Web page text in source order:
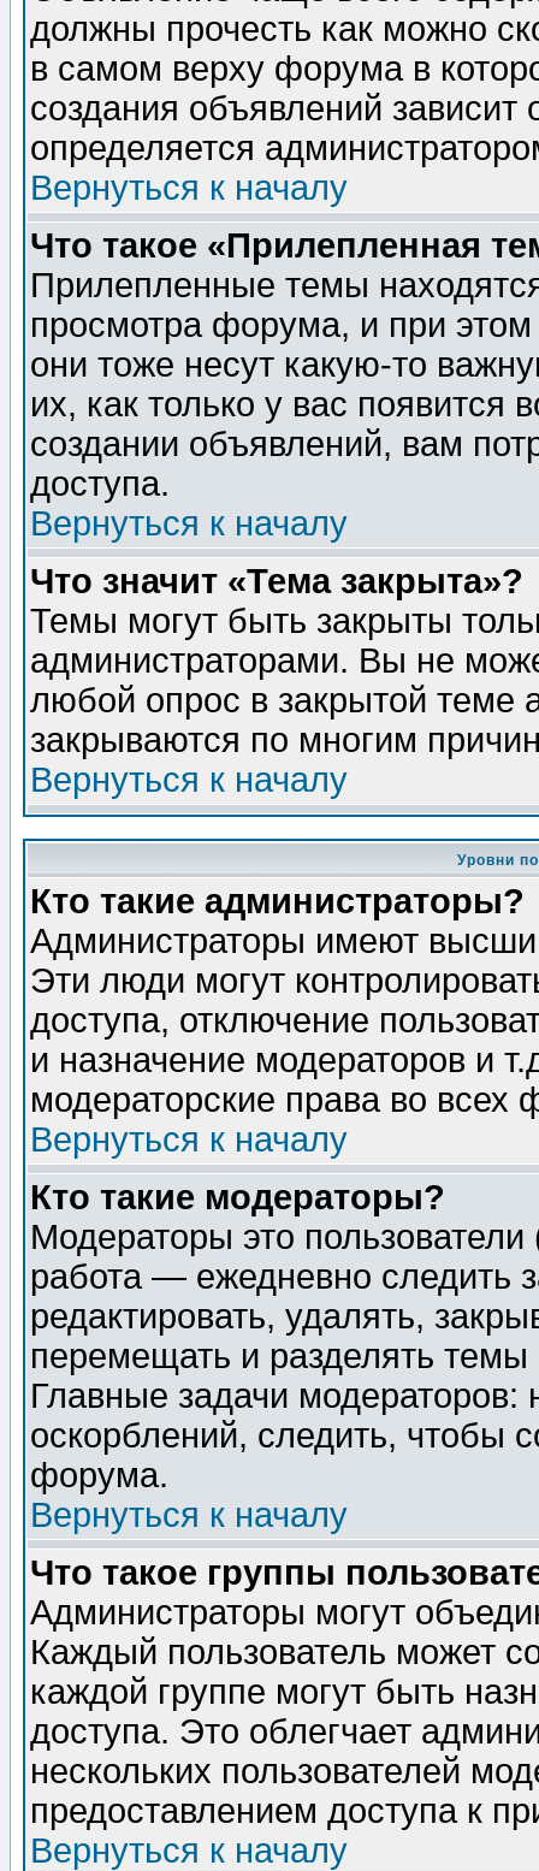
должны прочесть как можно
в самом верху форума в
создания объявлений зависит
определяется
Вернуться к началу
Что такое «Прилепленная
Прилепленные темы
просмотра форума, и при
они тоже несут какую-то
их, как только у вас появится
создании объявлений, вам
доступа.
Вернуться к началу
Что значит «Тема закрыта»?
Темы могут быть закрыты
администраторами. Вы не
любой опрос в закрытой теме
закрываются по многим
Вернуться к началу
Уровни
Кто такие администраторы?
Администраторы имеют
Эти люди могут
доступа, отключение
и назначение модераторов и
модераторские права во всех
Вернуться к началу
Кто такие модераторы?
Модераторы это
работа — ежедневно следить
редактировать, удалять,
перемещать и разделять
Главные задачи
оскорблений, следить, чтобы
форума.
Вернуться к началу
Что такое группы
Администраторы могут
Каждый пользователь может
каждой группе могут быть
доступа. Это облегчает
нескольких пользователей
предоставлением доступа к
Вернуться к началу